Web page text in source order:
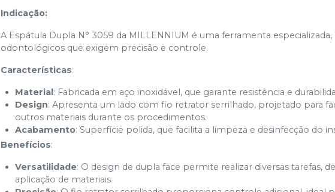
Indicação:
A Espátula Dupla N° 3059 da MILLENNIUM é uma ferramenta
odontológicos que exigem precisão e controle.
Características:
Material: Fabricada em aço inoxidável, que garante resistência e
Design: Apresenta um lado com fio retrator serrilhado, projetado para
outros materiais durante os procedimentos.
Acabamento: Superfície polida, que facilita a limpeza e desinfecção do
Benefícios:
Versatilidade: O design de dupla face permite realizar diversas tarefas,
aplicação de materiais.